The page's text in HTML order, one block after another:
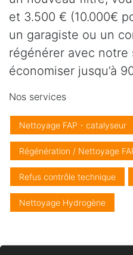
et 3.500 € (10.000€
un garagiste ou un
régénérer avec notre
économiser jusqu’à
Nos services
Nettoyage FAP - catalyseur
Régénération / Nettoyage
Refus contrôle technique
Nettoyage Hydrogène